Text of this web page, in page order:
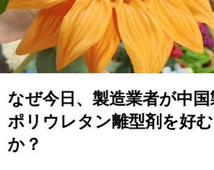
なぜ今日、製造業者が中国
ポリウレタン離型剤を好
か？